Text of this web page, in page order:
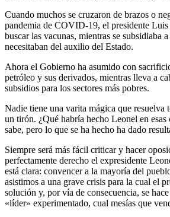
Cuando muchos se cruzaron de brazos o
pandemia de COVID-19, el presidente Luis
buscar las vacunas, mientras se subsidiaba
necesitaban del auxilio del Estado.
Ahora el Gobierno ha asumido con
petróleo y sus derivados, mientras lleva a
subsidios para los sectores más pobres.
Nadie tiene una varita mágica que resuelva
un tirón. ¿Qué habría hecho Leonel en
sabe, pero lo que se ha hecho ha dado
Siempre será más fácil criticar y hacer
perfectamente derecho el expresidente
está clara: convencer a la mayoría del
asistimos a una grave crisis para la cual el
solución y, por vía de consecuencia, se
«líder» experimentado, cual mesías que